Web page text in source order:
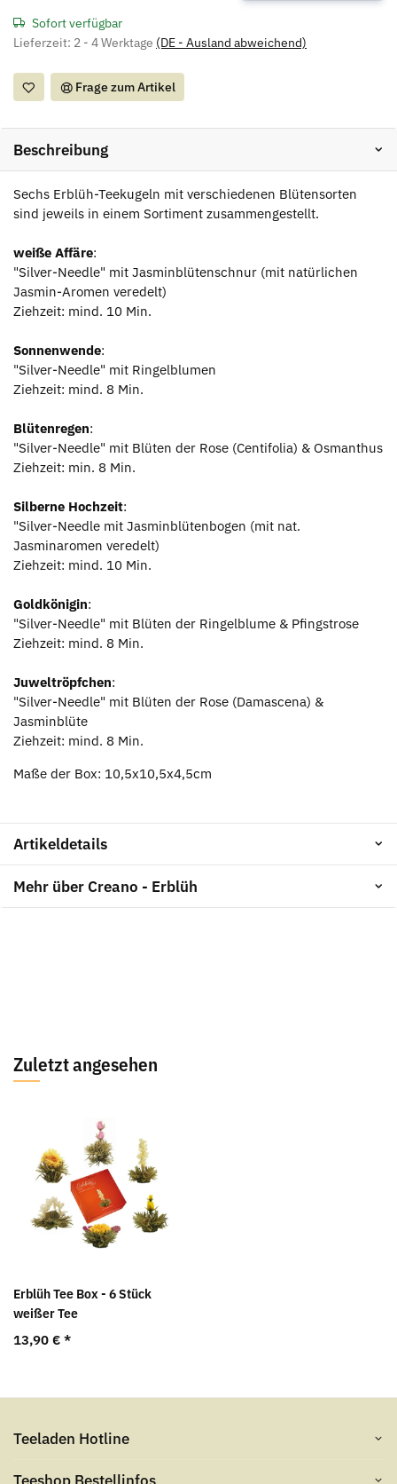
Sofort verfügbar
Lieferzeit: 2 - 4 Werktage (DE - Ausland abweichend)
Frage zum Artikel
Beschreibung
Sechs Erblüh-Teekugeln mit verschiedenen Blütensorten
sind jeweils in einem Sortiment zusammengestellt.
weiße Affäre:
"Silver-Needle" mit Jasminblütenschnur (mit natürlichen
Jasmin-Aromen veredelt)
Ziehzeit: mind. 10 Min.
Sonnenwende:
"Silver-Needle" mit Ringelblumen
Ziehzeit: mind. 8 Min.
Blütenregen:
"Silver-Needle" mit Blüten der Rose (Centifolia) & Osmanthus
Ziehzeit: min. 8 Min.
Silberne Hochzeit:
"Silver-Needle mit Jasminblütenbogen (mit nat.
Jasminaromen veredelt)
Ziehzeit: mind. 10 Min.
Goldkönigin:
"Silver-Needle" mit Blüten der Ringelblume & Pfingstrose
Ziehzeit: mind. 8 Min.
Juweltröpfchen:
"Silver-Needle" mit Blüten der Rose (Damascena) &
Jasminblüte
Ziehzeit: mind. 8 Min.
Maße der Box: 10,5x10,5x4,5cm
Artikeldetails
Mehr über Creano - Erblüh
Zuletzt angesehen
Erblüh Tee Box - 6 Stück
weißer Tee
13,90 € *
Teeladen Hotline